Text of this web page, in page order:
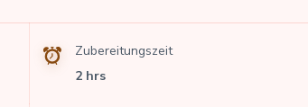
Zubereitungszeit
2 hrs